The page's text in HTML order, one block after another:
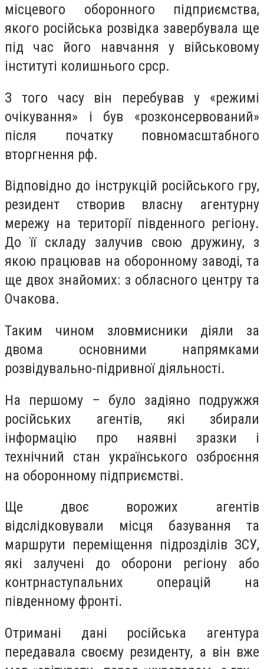
місцевого оборонного підприємства,
якого російська розвідка завербувала ще
під час його навчання у військовому
інституті колишнього срср.
З того часу він перебував у «режимі
очікування» і був «розконсервований»
після початку повномасштабного
вторгнення рф.
Відповідно до інструкцій російського гру,
резидент створив власну агентурну
мережу на території південного регіону.
До її складу залучив свою дружину, з
якою працював на оборонному заводі, та
ще двох знайомих: з обласного центру та
Очакова.
Таким чином зловмисники діяли за
двома основними напрямками
розвідувально-підривної діяльності.
На першому – було задіяно подружжя
російських агентів, які збирали
інформацію про наявні зразки і
технічний стан українського озброєння
на оборонному підприємстві.
Ще двоє ворожих агентів
відслідковували місця базування та
маршрути переміщення підрозділів ЗСУ,
які залучені до оборони регіону або
контрнаступальних операцій на
південному фронті.
Отримані дані російська агентура
передавала своєму резиденту, а він вже